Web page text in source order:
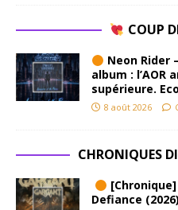
COUP
Neon Rider
album : l’AOR
supérieure.
8 août 2026
CHRONIQUES
Defiance